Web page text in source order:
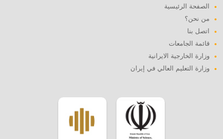
الصفحة الرئيسية
من نحن؟
اتصل بنا
قائمة الجامعات
وزارة الخارجية الايرانية
وزارة التعليم العالي في إيران